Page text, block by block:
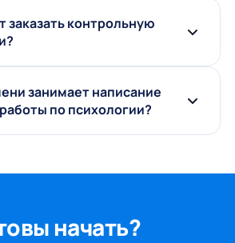
заказать контрольную
занимает написание
по психологии?
начать?